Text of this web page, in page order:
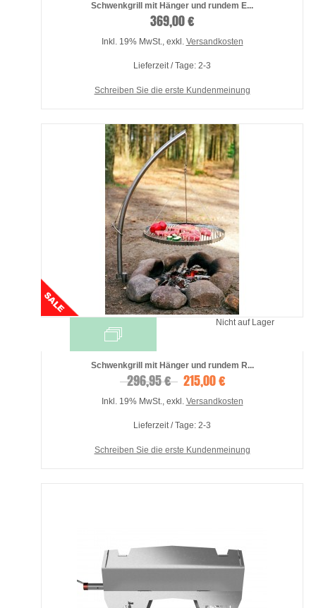
Schwenkgrill mit Hänger und rundem E...
369,00 €
Inkl. 19% MwSt., exkl. Versandkosten
Lieferzeit / Tage: 2-3
Schreiben Sie die erste Kundenmeinung
Nicht auf Lager
Schwenkgrill mit Hänger und rundem R...
296,95 € 215,00 €
Inkl. 19% MwSt., exkl. Versandkosten
Lieferzeit / Tage: 2-3
Schreiben Sie die erste Kundenmeinung